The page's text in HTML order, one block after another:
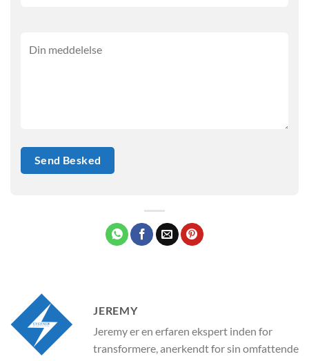
JEREMY
Jeremy er en erfaren ekspert inden for
transformere, anerkendt for sin omfattende